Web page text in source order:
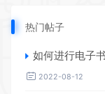
热门帖子
如何进行电子书籍
2022-08-12